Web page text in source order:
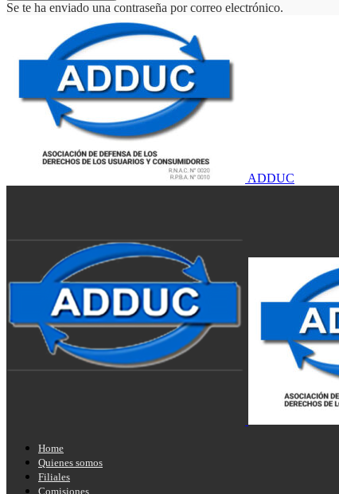
Se te ha enviado una contraseña por correo electrónico.
ADDUC
Home
Quienes somos
Filiales
Comisiones